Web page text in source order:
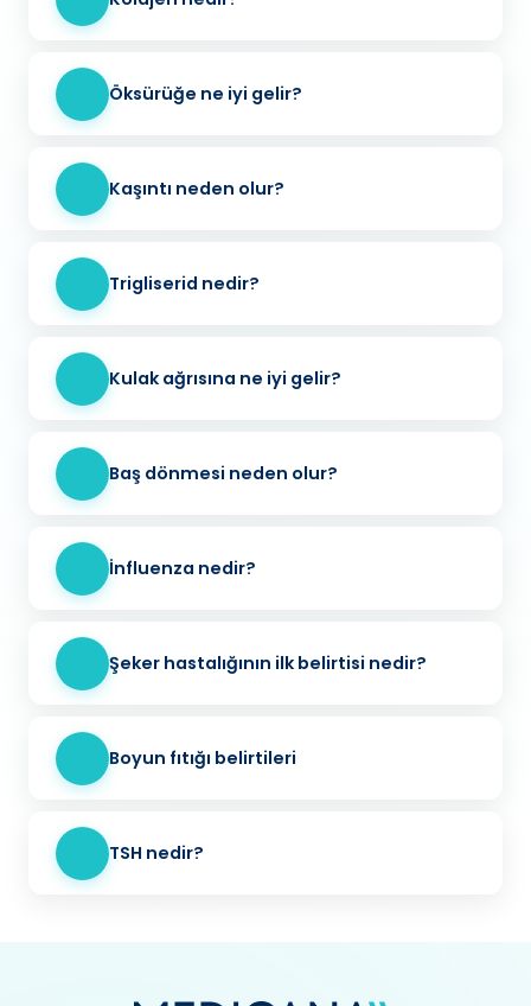
Öksürüğe ne iyi gelir?
Kaşıntı neden olur?
Trigliserid nedir?
Kulak ağrısına ne iyi gelir?
Baş dönmesi neden olur?
İnfluenza nedir?
Şeker hastalığının ilk belirtisi nedir?
Boyun fıtığı belirtileri
TSH nedir?